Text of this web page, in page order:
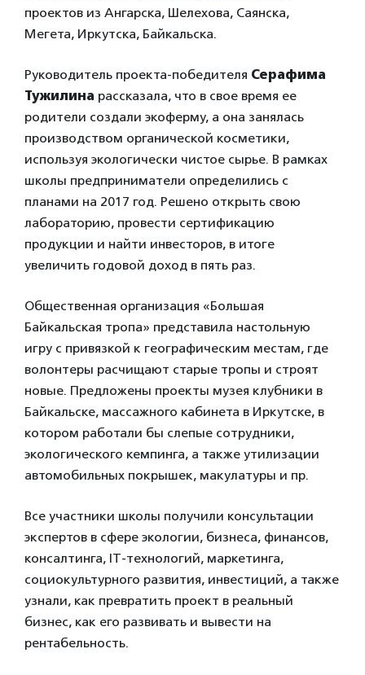
проектов из Ангарска, Шелехова, Саянска,
Мегета, Иркутска, Байкальска.
Руководитель проекта-победителя Серафима
Тужилина рассказала, что в свое время ее
родители создали экоферму, а она занялась
производством органической косметики,
используя экологически чистое сырье. В рамках
школы предприниматели определились с
планами на 2017 год. Решено открыть свою
лабораторию, провести сертификацию
продукции и найти инвесторов, в итоге
увеличить годовой доход в пять раз.
Общественная организация «Большая
Байкальская тропа» представила настольную
игру с привязкой к географическим местам, где
волонтеры расчищают старые тропы и строят
новые. Предложены проекты музея клубники в
Байкальске, массажного кабинета в Иркутске, в
котором работали бы слепые сотрудники,
экологического кемпинга, а также утилизации
автомобильных покрышек, макулатуры и пр.
Все участники школы получили консультации
экспертов в сфере экологии, бизнеса, финансов,
консалтинга, IT-технологий, маркетинга,
социокультурного развития, инвестиций, а также
узнали, как превратить проект в реальный
бизнес, как его развивать и вывести на
рентабельность.